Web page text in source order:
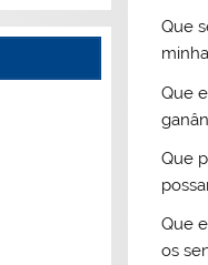
Que
Que
Que
Que
os